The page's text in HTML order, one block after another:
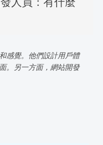
感覺。他們設計用戶體
。另一方面，網站開發